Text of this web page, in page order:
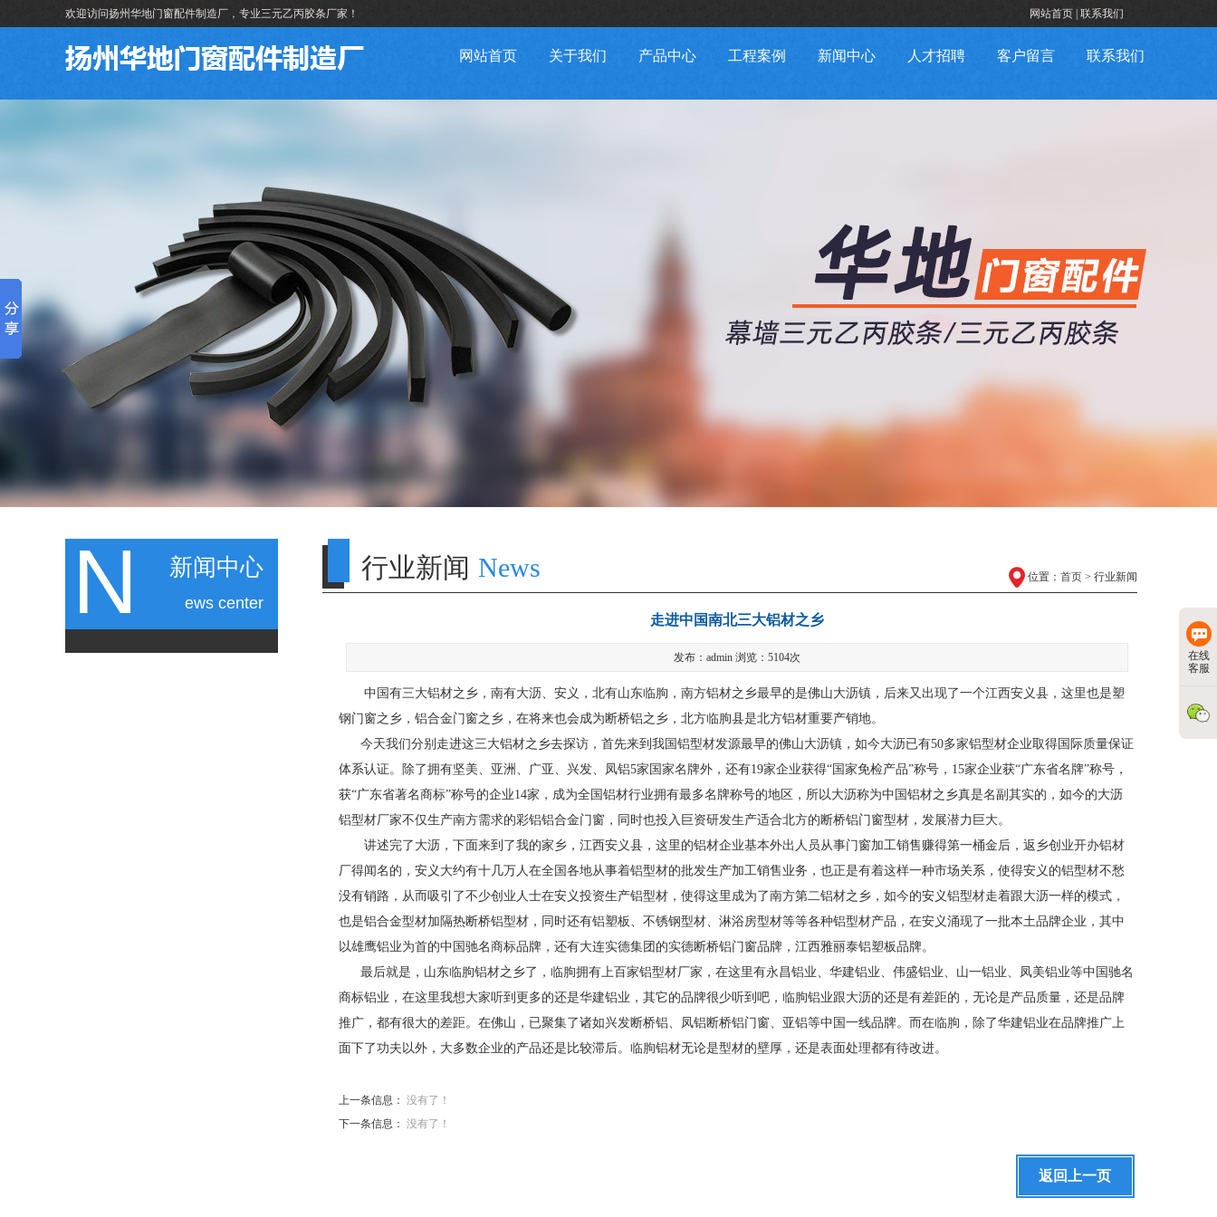
欢迎访问扬州华地门窗配件制造厂，专业三元乙丙胶条厂家！ 网站首页 联系我们
网站首页 关于我们 产品中心 工程案例 新闻中心 人才招聘 客户留言 联系我们
新闻中心
N ews center
行业新闻 News 位置： 首页 > 行业新闻
走进中国南北三大铝材之乡
发布：admin 浏览：5104次
中国有三大铝材之乡，南有大沥、安义，北有山东临朐，南方铝材之乡最早的是佛山大沥镇，后来又出现了一个江西安义县，这里也是塑
钢门窗之乡，铝合金门窗之乡，在将来也会成为断桥铝之乡，北方临朐县是北方铝材重要产销地。
今天我们分别走进这三大铝材之乡去探访，首先来到我国铝型材发源最早的佛山大沥镇，如今大沥已有50多家铝型材企业取得国际质量保证
体系认证。除了拥有坚美、亚洲、广亚、兴发、凤铝5家国家名牌外，还有19家企业获得“国家免检产品”称号，15家企业获“广东省名牌”称号，
获“广东省著名商标”称号的企业14家，成为全国铝材行业拥有最多名牌称号的地区，所以大沥称为中国铝材之乡真是名副其实的，如今的大沥
铝型材厂家不仅生产南方需求的彩铝铝合金门窗，同时也投入巨资研发生产适合北方的断桥铝门窗型材，发展潜力巨大。
讲述完了大沥，下面来到了我的家乡，江西安义县，这里的铝材企业基本外出人员从事门窗加工销售赚得第一桶金后，返乡创业开办铝材
厂得闻名的，安义大约有十几万人在全国各地从事着铝型材的批发生产加工销售业务，也正是有着这样一种市场关系，使得安义的铝型材不愁
没有销路，从而吸引了不少创业人士在安义投资生产铝型材，使得这里成为了南方第二铝材之乡，如今的安义铝型材走着跟大沥一样的模式，
也是铝合金型材加隔热断桥铝型材，同时还有铝塑板、不锈钢型材、淋浴房型材等等各种铝型材产品，在安义涌现了一批本土品牌企业，其中
以雄鹰铝业为首的中国驰名商标品牌，还有大连实德集团的实德断桥铝门窗品牌，江西雅丽泰铝塑板品牌。
最后就是，山东临朐铝材之乡了，临朐拥有上百家铝型材厂家，在这里有永昌铝业、华建铝业、伟盛铝业、山一铝业、凤美铝业等中国驰名
商标铝业，在这里我想大家听到更多的还是华建铝业，其它的品牌很少听到吧，临朐铝业跟大沥的还是有差距的，无论是产品质量，还是品牌
推广，都有很大的差距。在佛山，已聚集了诸如兴发断桥铝、凤铝断桥铝门窗、亚铝等中国一线品牌。而在临朐，除了华建铝业在品牌推广上
面下了功夫以外，大多数企业的产品还是比较滞后。临朐铝材无论是型材的壁厚，还是表面处理都有待改进。
上一条信息：没有了！
下一条信息：没有了！
返回上一页
在线
客服